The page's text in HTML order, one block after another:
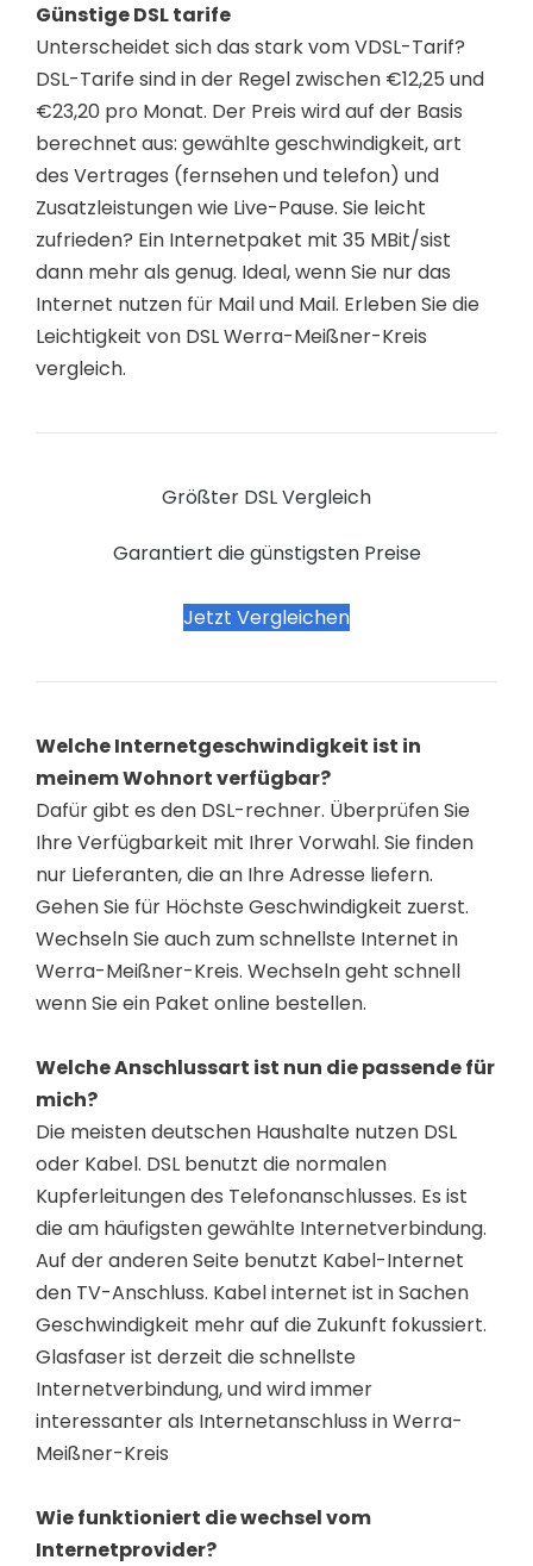
Günstige DSL tarife
Unterscheidet sich das stark vom VDSL-Tarif?
DSL-Tarife sind in der Regel zwischen €12,25 und
€23,20 pro Monat. Der Preis wird auf der Basis
berechnet aus: gewählte geschwindigkeit, art
des Vertrages (fernsehen und telefon) und
Zusatzleistungen wie Live-Pause. Sie leicht
zufrieden? Ein Internetpaket mit 35 MBit/sist
dann mehr als genug. Ideal, wenn Sie nur das
Internet nutzen für Mail und Mail. Erleben Sie die
Leichtigkeit von DSL Werra-Meißner-Kreis
vergleich.
Größter DSL Vergleich
Garantiert die günstigsten Preise
Jetzt Vergleichen
Welche Internetgeschwindigkeit ist in
meinem Wohnort verfügbar?
Dafür gibt es den DSL-rechner. Überprüfen Sie
Ihre Verfügbarkeit mit Ihrer Vorwahl. Sie finden
nur Lieferanten, die an Ihre Adresse liefern.
Gehen Sie für Höchste Geschwindigkeit zuerst.
Wechseln Sie auch zum schnellste Internet in
Werra-Meißner-Kreis. Wechseln geht schnell
wenn Sie ein Paket online bestellen.
Welche Anschlussart ist nun die passende für
mich?
Die meisten deutschen Haushalte nutzen DSL
oder Kabel. DSL benutzt die normalen
Kupferleitungen des Telefonanschlusses. Es ist
die am häufigsten gewählte Internetverbindung.
Auf der anderen Seite benutzt Kabel-Internet
den TV-Anschluss. Kabel internet ist in Sachen
Geschwindigkeit mehr auf die Zukunft fokussiert.
Glasfaser ist derzeit die schnellste
Internetverbindung, und wird immer
interessanter als Internetanschluss in Werra-
Meißner-Kreis
Wie funktioniert die wechsel vom
Internetprovider?